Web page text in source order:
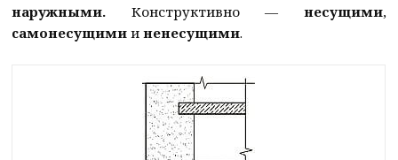
наружными. Конструктивно — несущими,
cамонесущими иненесущими.